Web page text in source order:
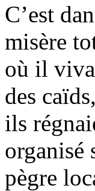
C’est
misère
où il
des
ils
organisé
pègre